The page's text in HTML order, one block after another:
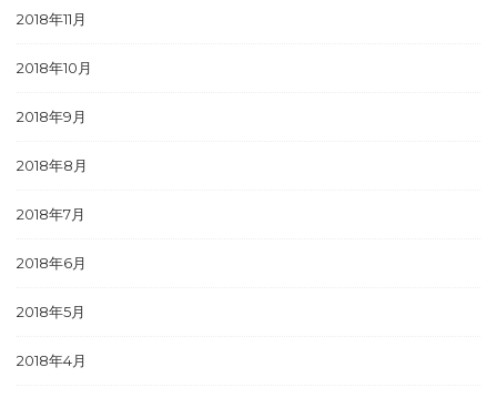
2018年11月
2018年10月
2018年9月
2018年8月
2018年7月
2018年6月
2018年5月
2018年4月